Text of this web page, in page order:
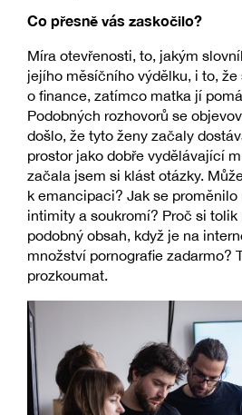
Co přesně vás zaskočilo?
Míra otevřenosti, to, jakým
jejího měsíčního výdělku, i to,
o finance, zatímco matka jí
Podobných rozhovorů se
došlo, že tyto ženy začaly
prostor jako dobře vydělávající
začala jsem si klást otázky.
k emancipaci? Jak se proměnilo
intimity a soukromí? Proč si
podobný obsah, když je na
množství pornografie zadarmo?
prozkoumat.